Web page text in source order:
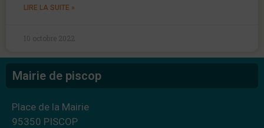
LIRE LA SUITE »
10 octobre 2022
Mairie de piscop
Place de la Mairie
95350 PISCOP